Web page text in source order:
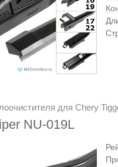
для Chery
NU-019L